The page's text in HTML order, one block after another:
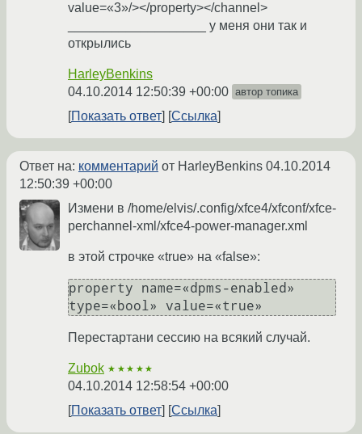
value=«3»/></property></channel>
___________________ у меня они так и
открылись
HarleyBenkins
04.10.2014 12:50:39 +00:00 автор топика
Показать ответ Ссылка
Ответ на: комментарий от HarleyBenkins 04.10.2014
12:50:39 +00:00
Измени в /home/elvis/.config/xfce4/xfconf/xfce-
perchannel-xml/xfce4-power-manager.xml
в этой строчке «true» на «false»:
property name=«dpms-enabled»
Перестартани сессию на всякий случай.
Zubok ★★★★★
04.10.2014 12:58:54 +00:00
Показать ответ
Ссылка